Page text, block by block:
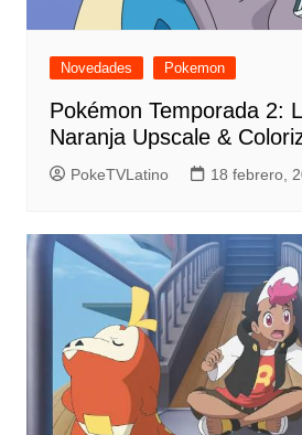
Novedades Pokemon
Pokémon Temporada 2:
Naranja Upscale &
PokeTVLatino 18 febrero,